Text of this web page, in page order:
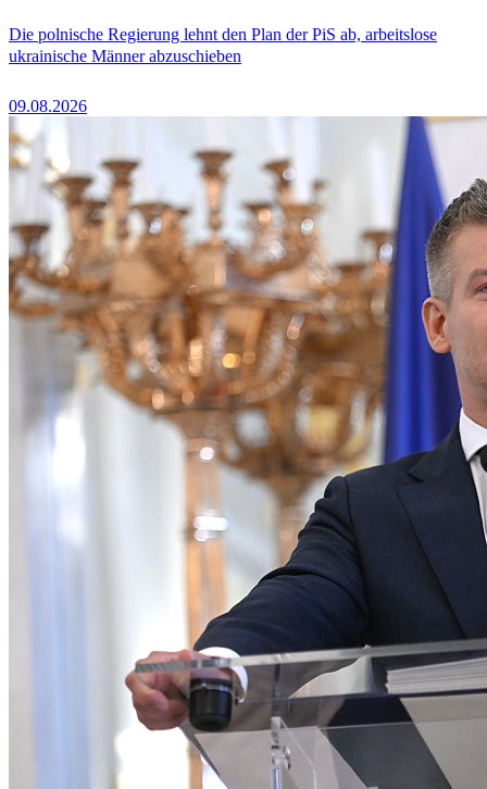
Die polnische Regierung lehnt den Plan der PiS ab, arbeitslose
ukrainische Männer abzuschieben
09.08.2026